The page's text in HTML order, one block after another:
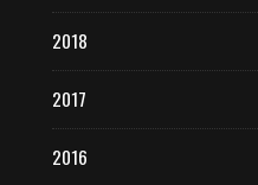
2018
2017
2016